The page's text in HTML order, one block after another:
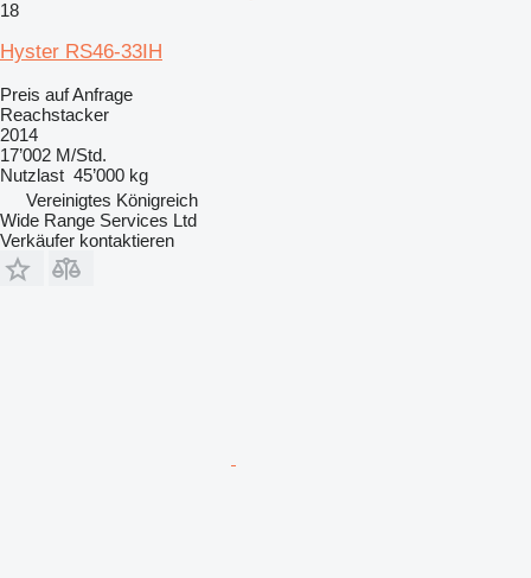
18
Hyster RS46-33IH
Preis auf Anfrage
Reachstacker
2014
17’002 M/Std.
Nutzlast 45’000 kg
Vereinigtes Königreich
Wide Range Services Ltd
Verkäufer kontaktieren